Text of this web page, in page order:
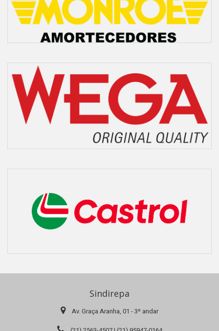
Sindirepa
Av. Graça Aranha, 01 - 3º andar